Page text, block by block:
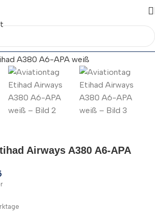
Airways A380 A6-APA